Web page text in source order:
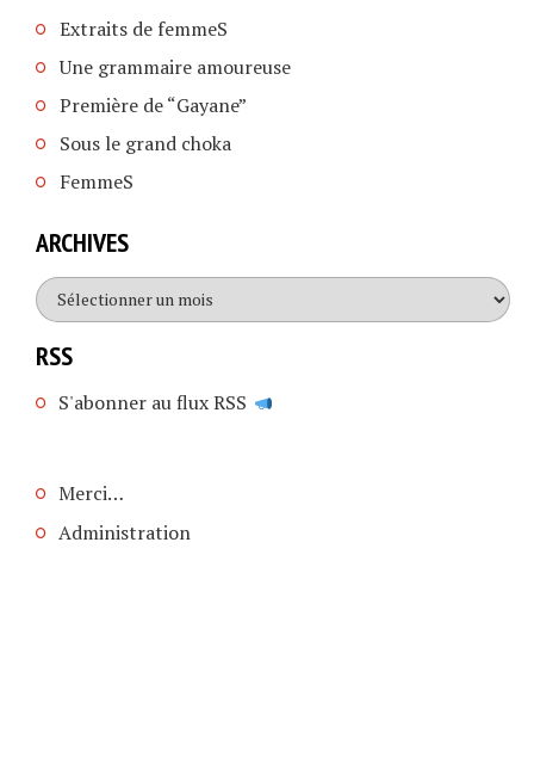
Extraits de femmeS
Une grammaire amoureuse
Première de “Gayane”
Sous le grand choka
FemmeS
ARCHIVES
Archives
RSS
S'abonner au flux RSS
Merci…
Administration